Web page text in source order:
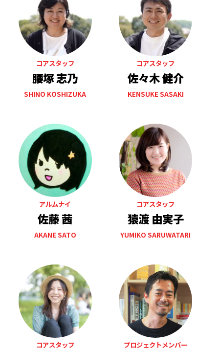
コアスタッフ
腰塚 志乃
SHINO KOSHIZUKA
コアスタッフ
佐々木 健介
KENSUKE SASAKI
アルムナイ
佐藤 茜
AKANE SATO
コアスタッフ
猿渡 由実子
YUMIKO SARUWATARI
コアスタッフ プロジェクトメンバー